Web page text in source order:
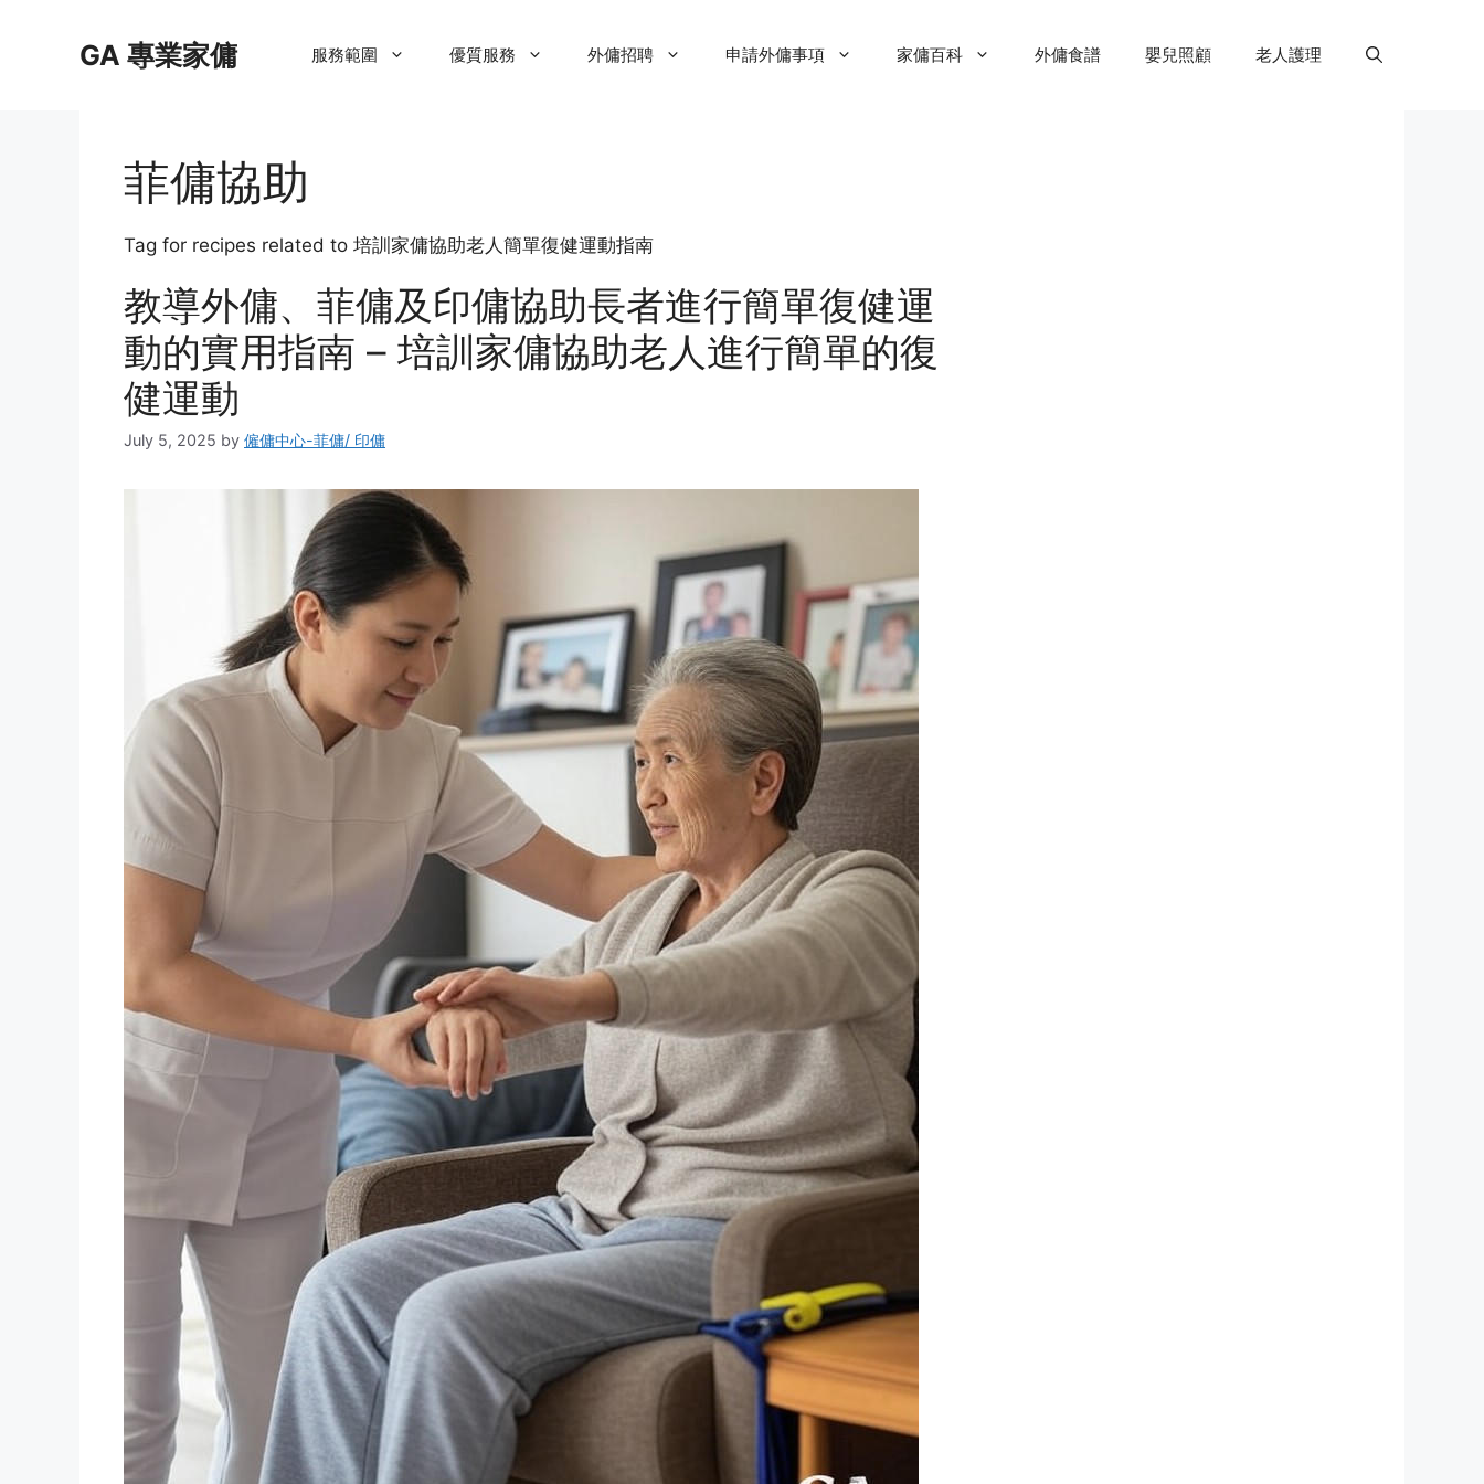
GA 專業家傭 服務範圍 優質服務 外傭招聘 申請外傭事項 家傭百科 外傭食譜 嬰兒照顧 老人護理
菲傭協助
Tag for recipes related to 培訓家傭協助老人簡單復健運動指南
教導外傭、菲傭及印傭協助長者進行簡單復健運
動的實用指南 – 培訓家傭協助老人進行簡單的復
健運動
July 5, 2025 by 僱傭中心-菲傭/ 印傭